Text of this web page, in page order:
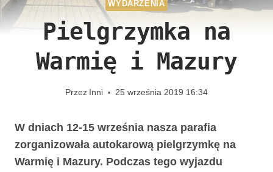
WYDARZENIA
Pielgrzymka na
Warmię i Mazury
Przez Inni 25 września 2019 16:34
W dniach 12-15 września nasza parafia
zorganizowała autokarową pielgrzymkę na
Warmię i Mazury. Podczas tego wyjazdu